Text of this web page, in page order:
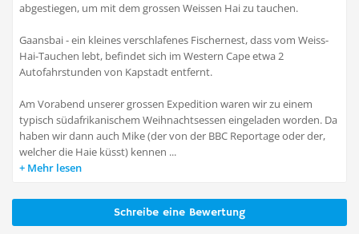
abgestiegen, um mit dem grossen Weissen Hai zu tauchen.
Gaansbai - ein kleines verschlafenes Fischernest, dass vom Weiss-
Hai-Tauchen lebt, befindet sich im Western Cape etwa 2
Autofahrstunden von Kapstadt entfernt.
Am Vorabend unserer grossen Expedition waren wir zu einem
typisch südafrikanischem Weihnachtsessen eingeladen worden. Da
haben wir dann auch Mike (der von der BBC Reportage oder der,
welcher die Haie küsst) kennen ...
Mehr lesen
Schreibe eine Bewertung